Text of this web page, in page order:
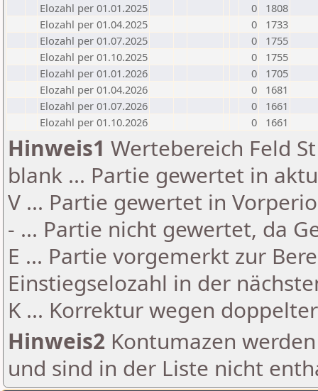
Elozahl per 01.01.2025
0
1808
Elozahl per 01.04.2025
0
1733
Elozahl per 01.07.2025
0
1755
Elozahl per 01.10.2025
0
1755
Elozahl per 01.01.2026
0
1705
Elozahl per 01.04.2026
0
1681
Elozahl per 01.07.2026
0
1661
Elozahl per 01.10.2026
0 1661
Hinweis1 Wertebereich Feld
blank ... Partie gewertet in
V ... Partie gewertet in
- ... Partie nicht gewertet, da
E ... Partie vorgemerkt zur
Einstiegselozahl in der
K ... Korrektur wegen
Hinweis2 Kontumazen
und sind in der Liste nicht